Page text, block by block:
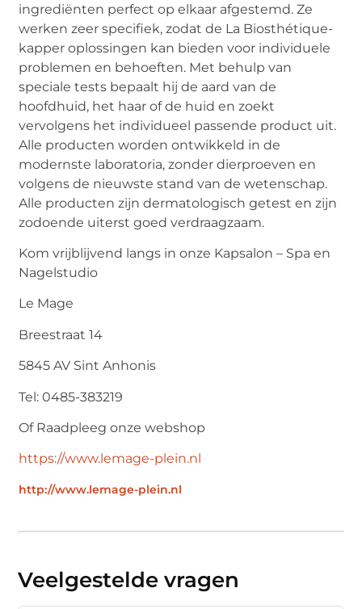
ingrediënten perfect op elkaar afgestemd. Ze
werken zeer specifiek, zodat de La Biosthétique-
kapper oplossingen kan bieden voor individuele
problemen en behoeften. Met behulp van
speciale tests bepaalt hij de aard van de
hoofdhuid, het haar of de huid en zoekt
vervolgens het individueel passende product uit.
Alle producten worden ontwikkeld in de
modernste laboratoria, zonder dierproeven en
volgens de nieuwste stand van de wetenschap.
Alle producten zijn dermatologisch getest en zijn
zodoende uiterst goed verdraagzaam.
Kom vrijblijvend langs in onze Kapsalon – Spa en
Nagelstudio
Le Mage
Breestraat 14
5845 AV Sint Anhonis
Tel: 0485-383219
Of Raadpleeg onze webshop
https://www.lemage-plein.nl
http://www.lemage-plein.nl
Veelgestelde vragen